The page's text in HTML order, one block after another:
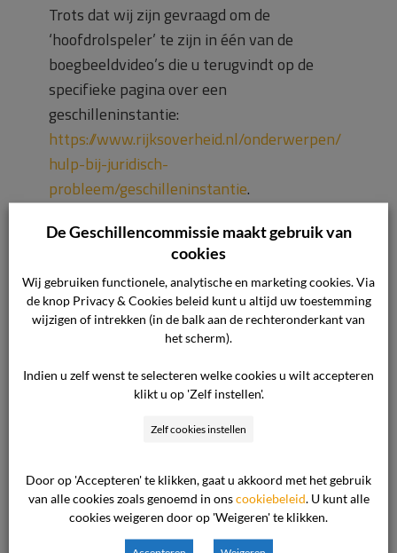
Trots dat wij zijn gevraagd om de
‘hoofdrolspeler’ te zijn in één van de
boegbeeldvideo’s die u terugvindt op de
specifieke pagina over een
geschilleninstantie:
https://www.rijksoverheid.nl/onderwerpen/
hulp-bij-juridisch-
probleem/geschilleninstantie.
We verrassen u graag met de video over
onze organisatie die laat zien en vertelt hoe
wij als organisatie - De Geschillencommissie
- met onze klachtenloketten en groot palet
aan geschillencommissies er zijn voor
onze commissieleden en collega’s in de
aan deze video. Daarnaast ook een dank je wel
aan het Ministerie van Justitie en Veiligheid om
ons te vragen deze bijdrage te leveren aan
De Geschillencommissie maakt gebruik van
cookies
Wij gebruiken functionele, analytische en marketing cookies. Via
de knop Privacy & Cookies beleid kunt u altijd uw toestemming
wijzigen of intrekken (in de balk aan de rechteronderkant van
het scherm).
Indien u zelf wenst te selecteren welke cookies u wilt accepteren
klikt u op 'Zelf instellen'.
Zelf cookies instellen
Door op 'Accepteren' te klikken, gaat u akkoord met het gebruik
van alle cookies zoals genoemd in onscookiebeleid . U kunt alle
cookies weigeren door op 'Weigeren' te klikken.